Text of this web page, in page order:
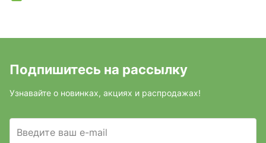
Подпишитесь на рассылку
Узнавайте о новинках, акциях и распродажах!
Введите ваш e-mail